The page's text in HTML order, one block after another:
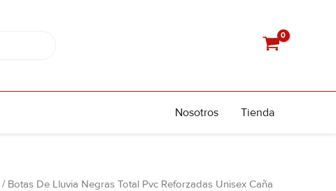
Nosotros Tienda
/ Botas De Lluvia Negras Total Pvc Reforzadas Unisex Caña